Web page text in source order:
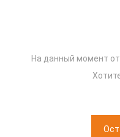
На данный момент